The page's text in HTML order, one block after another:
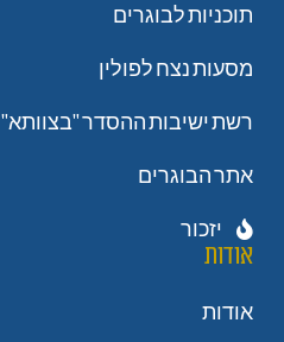
תוכניות לבוגרים
מסעות נצח לפולין
רשת ישיבות ההסדר "בצוותא"
אתר הבוגרים
יזכור
אודות
אודות